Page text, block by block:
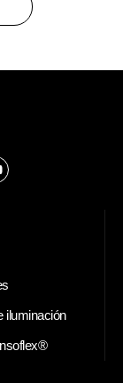
iluminación